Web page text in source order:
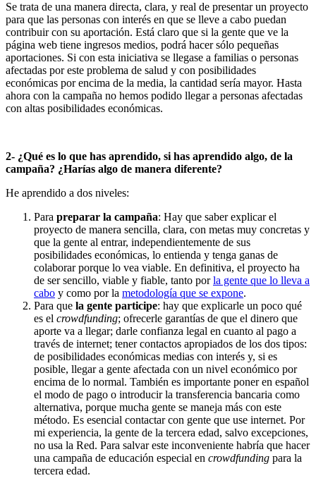
Se trata de una manera directa, clara, y real de presentar un proyecto
para que las personas con interés en que se lleve a cabo puedan
contribuir con su aportación. Está claro que si la gente que ve la
página web tiene ingresos medios, podrá hacer sólo pequeñas
aportaciones. Si con esta iniciativa se llegase a familias o personas
afectadas por este problema de salud y con posibilidades
económicas por encima de la media, la cantidad sería mayor. Hasta
ahora con la campaña no hemos podido llegar a personas afectadas
con altas posibilidades económicas.
2- ¿Qué es lo que has aprendido, si has aprendido algo, de la
campaña? ¿Harías algo de manera diferente?
He aprendido a dos niveles:
Para preparar la campaña: Hay que saber explicar el
proyecto de manera sencilla, clara, con metas muy concretas y
que la gente al entrar, independientemente de sus
posibilidades económicas, lo entienda y tenga ganas de
colaborar porque lo vea viable. En definitiva, el proyecto ha
de ser sencillo, viable y fiable, tanto porla gente que lo lleva a
cabo y como por la metodología que se expone.
Para que la gente participe: hay que explicarle un poco qué
es el crowdfunding; ofrecerle garantías de que el dinero que
aporte va a llegar; darle confianza legal en cuanto al pago a
través de internet; tener contactos apropiados de los dos tipos:
de posibilidades económicas medias con interés y, si es
posible, llegar a gente afectada con un nivel económico por
encima de lo normal. También es importante poner en español
el modo de pago o introducir la transferencia bancaria como
alternativa, porque mucha gente se maneja más con este
método. Es esencial contactar con gente que use internet. Por
mi experiencia, la gente de la tercera edad, salvo excepciones,
no usa la Red. Para salvar este inconveniente habría que hacer
una campaña de educación especial en crowdfunding para la
tercera edad.